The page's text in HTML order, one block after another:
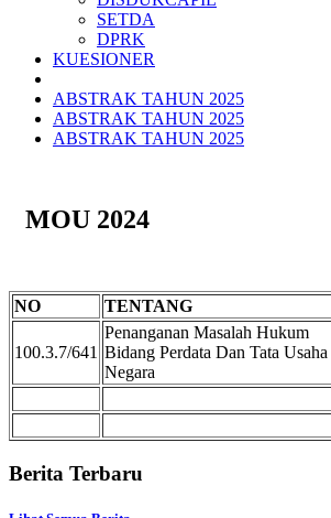
SETDA
DPRK
KUESIONER
ABSTRAK TAHUN 2025
ABSTRAK TAHUN 2025
ABSTRAK TAHUN 2025
MOU 2024
NO TENTANG
100.3.7/641
Penanganan Masalah Hukum
Bidang Perdata Dan Tata Usaha
Negara
Berita Terbaru